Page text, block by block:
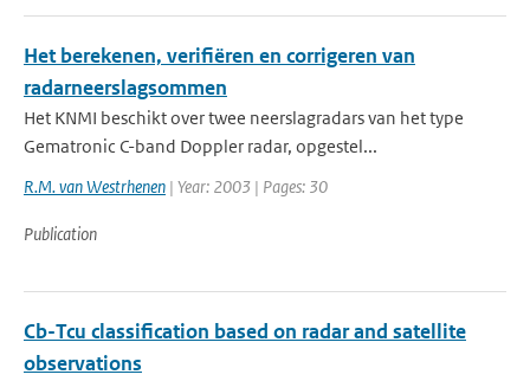
Het berekenen, verifiëren en corrigeren van
radarneerslagsommen
Het KNMI beschikt over twee neerslagradars van het type
Gematronic C-band Doppler radar, opgestel...
R.M. van Westrhenen | Year: 2003 | Pages: 30
Publication
Cb-Tcu classification based on radar and satellite
observations